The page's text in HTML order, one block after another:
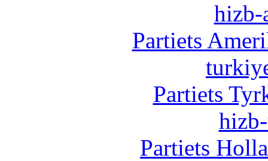
hizb-
Partiets
Partiets
Partiets